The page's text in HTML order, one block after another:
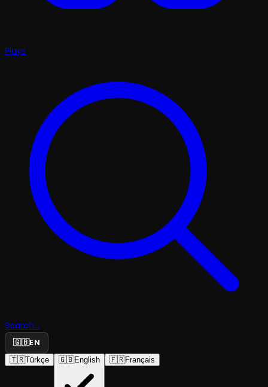
Plays
Search...
🇬🇧EN
🇹🇷Türkçe 🇬🇧English 🇫🇷Français